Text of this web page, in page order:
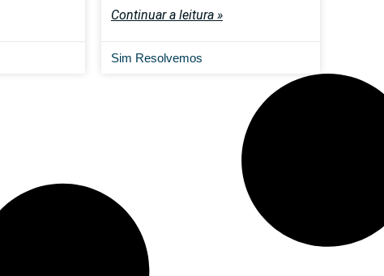
Continuar a leitura »
Sim Resolvemos